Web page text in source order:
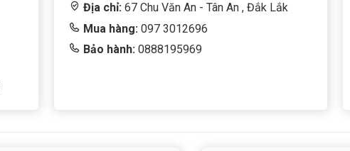
Địa chỉ: 67 Chu Văn An - Tân An , Đắk Lắk
Mua hàng:097 3012696
Bảo hành:0888195969